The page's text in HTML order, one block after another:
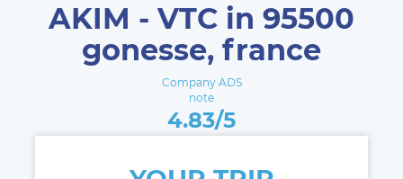
AKIM - VTC in 95500
gonesse, france
Company ADS
note
4.83/5